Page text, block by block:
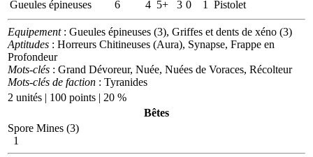
Gueules épineuses
6 4 5+ 3 0 1 Pistolet
Equipement: Gueules épineuses (3), Griffes et dents de xéno (3)
Aptitudes : Horreurs Chitineuses (Aura), Synapse, Frappe en
Profondeur
Mots-clés : Grand Dévoreur, Nuée, Nuées de Voraces, Récolteur
Mots-clés de faction : Tyranides
2 unités | 100 points | 20 %
Bêtes
Spore Mines (3)
1